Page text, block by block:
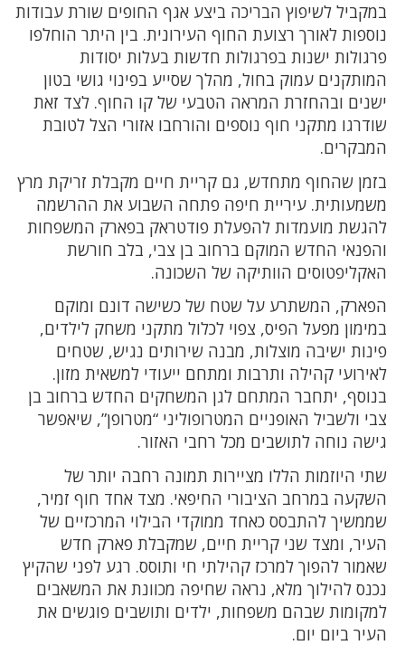
במקביל לשיפוץ הבריכה ביצע אגף החופים שורת עבודות
נוספות לאורך רצועת החוף העירונית. בין היתר הוחלפו
פרגולות ישנות בפרגולות חדשות בעלות יסודות
המותקנים עמוק בחול, מהלך שסייע בפינוי גושי בטון
ישנים ובהחזרת המראה הטבעי של קו החוף. לצד זאת
שודרגו מתקני חוף נוספים והורחבו אזורי הצל לטובת
המבקרים.
בזמן שהחוף מתחדש, גם קריית חיים מקבלת זריקת מרץ
משמעותית. עיריית חיפה פתחה השבוע את ההרשמה
להגשת מועמדות להפעלת פודטראק בפארק המשפחות
והפנאי החדש המוקם ברחוב בן צבי, בלב חורשת
האקליפטוסים הוותיקה של השכונה.
הפארק, המשתרע על שטח של כשישה דונם ומוקם
במימון מפעל הפיס, צפוי לכלול מתקני משחק לילדים,
פינות ישיבה מוצלות, מבנה שירותים נגיש, שטחים
לאירועי קהילה ותרבות ומתחם ייעודי למשאית מזון.
בנוסף, יתחבר המתחם לגן המשחקים החדש ברחוב בן
צבי ולשביל האופניים המטרופוליני “מטרופן”, שיאפשר
גישה נוחה לתושבים מכל רחבי האזור.
שתי היוזמות הללו מציירות תמונה רחבה יותר של
השקעה במרחב הציבורי החיפאי. מצד אחד חוף זמיר,
שממשיך להתבסס כאחד ממוקדי הבילוי המרכזיים של
העיר, ומצד שני קריית חיים, שמקבלת פארק חדש
שאמור להפוך למרכז קהילתי חי ותוסס. רגע לפני שהקיץ
נכנס להילוך מלא, נראה שחיפה מכוונת את המשאבים
למקומות שבהם משפחות, ילדים ותושבים פוגשים את
העיר ביום יום.